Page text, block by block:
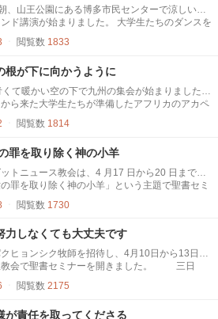
ソン牧師は、２種類の病人について説明しま
、山王公園にある博多市民センターで涼しい風
ド講演が始まりました。 大学生たちのダンスを
るい笑顔で参加した人々の顔も笑顔になりまし
ソンフン講師は「変化」のタイトルで講演を始
私には喜びがなくても喜びを受け入れれば変化が
変化は私からできるのではなく、外から受け入
閲覧数 1833
根が下に向かうように
て暖かい空の下で九州の集会が始まりました。
ら来た大学生たちが準備したアフリカのアカペ
あるキム・ソンフン牧師先生は、どうしたら私
タイトルで御言葉を伝えました。 "木には見え
ない部分があります。見える部分にある実が重
閲覧数 1814
罪を取り除く神の小羊
トニュース教会は、4 月17 日から20 日までの4
罪を取り除く神の小羊」という主題で聖書セミ
福岡と広島の、ピースフェスティバルを通し、
心に抱き、今までマインド講演や聖書勉強で繋が
待し、多くの人がこのセミナーに参加しまし
閲覧数 1730
力しなくても大丈夫です
ヒョンシク牧師を招待し、4月10日から13日の
教会で聖書セミナーを開きました。 三日
書8章28、29、30節 講師のパクヒョンソク牧師
章28、29、30節の御言葉を伝えてくださりまし
閲覧数 2175
が責任を取ってくださる